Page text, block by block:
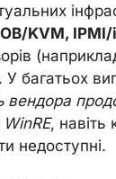
KVM,
У багатьох
вендора
, навіть
недоступні.